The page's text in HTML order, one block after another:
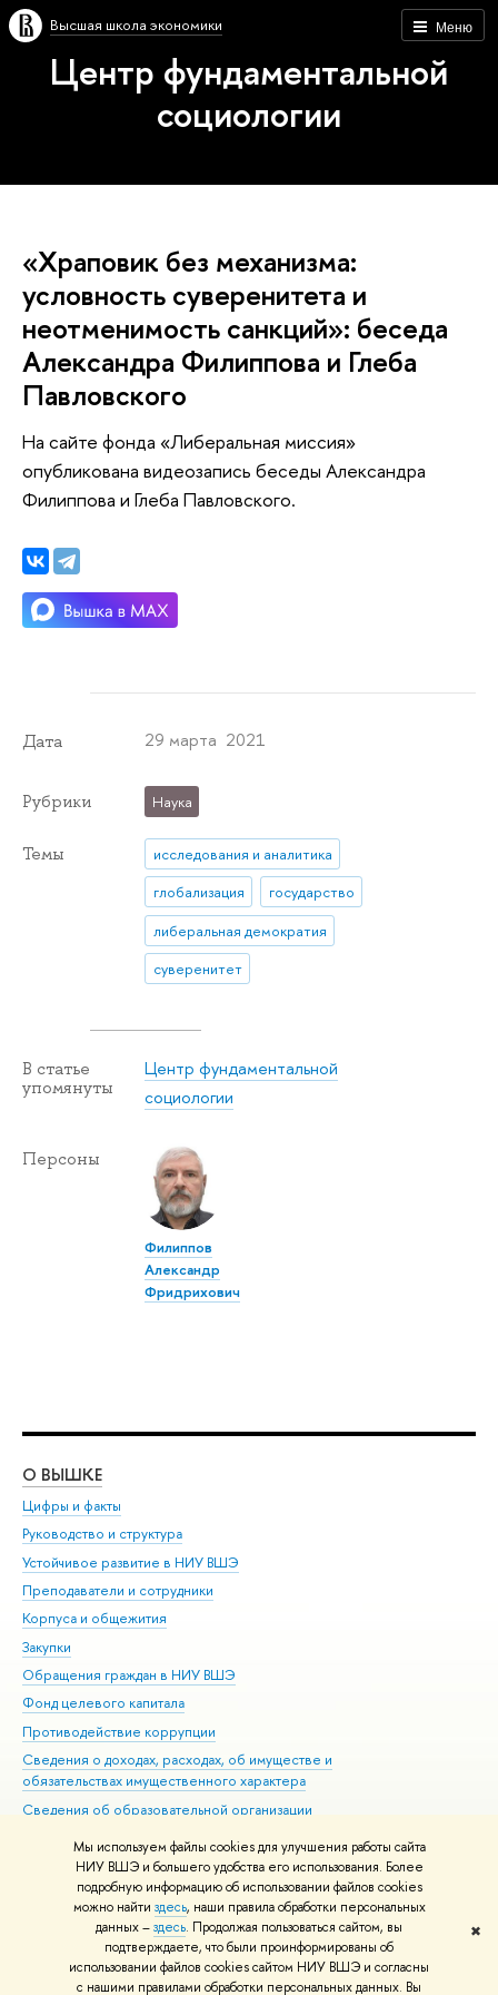
Мы используем файлы cookies для улучшения работы сайта
НИУ ВШЭ и большего удобства его использования. Более
подробную информацию об использовании файлов cookies
можно найти здесь, наши правила обработки персональных
данных –здесь. Продолжая пользоваться сайтом, вы
подтверждаете, что были проинформированы об
использовании файлов cookies сайтом НИУ ВШЭ и согласны
с нашими правилами обработки персональных данных. Вы
✖
Меню
Высшая школа экономики
Центр фундаментальной
социологии
«Храповик без механизма:
условность суверенитета и
неотменимость санкций»: беседа
Александра Филиппова и Глеба
Павловского
На сайте фонда «Либеральная миссия»
опубликована видеозапись беседы Александра
Филиппова и Глеба Павловского.
Дата 29 марта 2021
Рубрики Наука
Темы
исследования и аналитика
глобализация
государство
либеральная демократия
суверенитет
В статье
упомянуты
Центр фундаментальной
социологии
Персоны
Филиппов
Александр
Фридрихович
О ВЫШКЕ
Цифры и факты
Руководство и структура
Устойчивое развитие в НИУ ВШЭ
Преподаватели и сотрудники
Корпуса и общежития
Закупки
Обращения граждан в НИУ ВШЭ
Фонд целевого капитала
Противодействие коррупции
Сведения о доходах, расходах, об имуществе и
обязательствах имущественного характера
Сведения об образовательной организации
Людям с ограниченными возможностями здоровья
Единая платежная страница
Работа в Вышке
© НИУ ВШЭ 1993–2026 Адреса и контакты Условия использования
материалов Политика конфиденциальности Карта сайта